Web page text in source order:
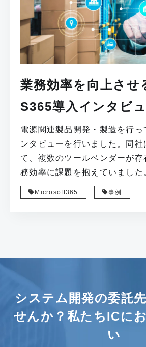
業務効率を向上させ
S365導入インタビ
電源関連製品開発・製造を行っ
ンタビューを行いました。同社
て、複数のツールベンダーが存
務効率に課題を抱えていました
Microsoft365 事例
システム開発の委託
せんか？ 私たちICに
い